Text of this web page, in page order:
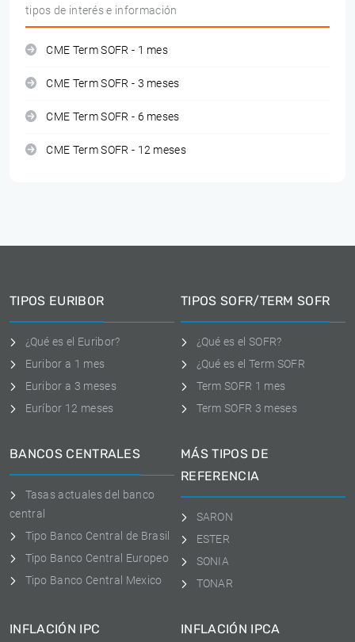
tipos de interés e información
CME Term SOFR - 1 mes
CME Term SOFR - 3 meses
CME Term SOFR - 6 meses
CME Term SOFR - 12 meses
TIPOS EURIBOR
¿Qué es el Euribor?
Euribor a 1 mes
Euribor a 3 meses
Euríbor 12 meses
TIPOS SOFR/TERM SOFR
¿Qué es el SOFR?
¿Qué es el Term SOFR
Term SOFR 1 mes
Term SOFR 3 meses
BANCOS CENTRALES
Tasas actuales del banco
central
Tipo Banco Central de Brasil
Tipo Banco Central Europeo
Tipo Banco Central Mexico
MÁS TIPOS DE
REFERENCIA
SARON
ESTER
SONIA
TONAR
INFLACIÓN IPC INFLACIÓN IPCA